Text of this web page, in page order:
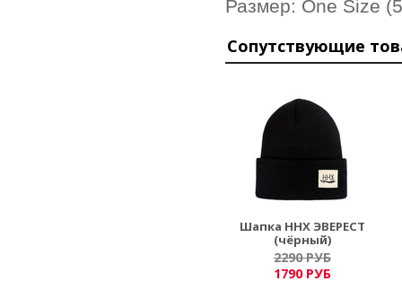
Размер: One Size
Сопутствующие
Шапка ННХ ЭВЕРЕСТ
(чёрный)
2290 РУБ
1790 РУБ